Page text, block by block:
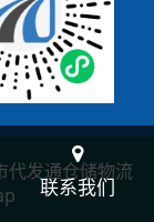
代发通仓储物流
联系我们